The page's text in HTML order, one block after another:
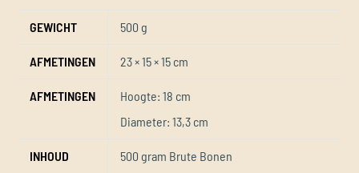
GEWICHT 500 g
AFMETINGEN 23 × 15 × 15 cm
AFMETINGEN
Hoogte: 18 cm
Diameter: 13,3 cm
INHOUD
500 gram Brute Bonen